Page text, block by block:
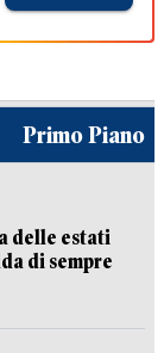
Primo Piano
delle estati
di sempre